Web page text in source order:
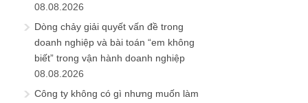
08.08.2026
Dòng chảy giải quyết vấn đề trong
doanh nghiệp và bài toán “em không
biết” trong vận hành doanh nghiệp
08.08.2026
Công ty không có gì nhưng muốn làm